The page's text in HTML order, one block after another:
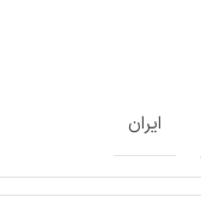
ایران